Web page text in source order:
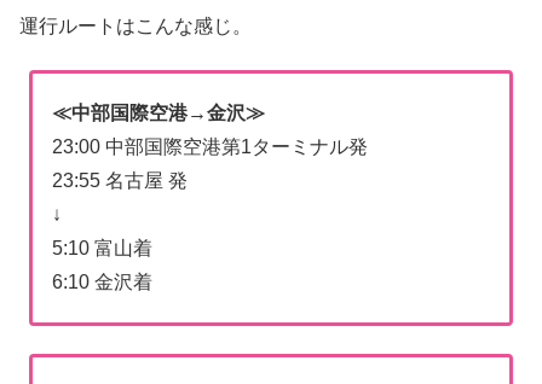
運行ルートはこんな感じ。
≪中部国際空港→金沢≫
23:00 中部国際空港第1ターミナル発
23:55 名古屋 発
↓
5:10 富山着
6:10 金沢着